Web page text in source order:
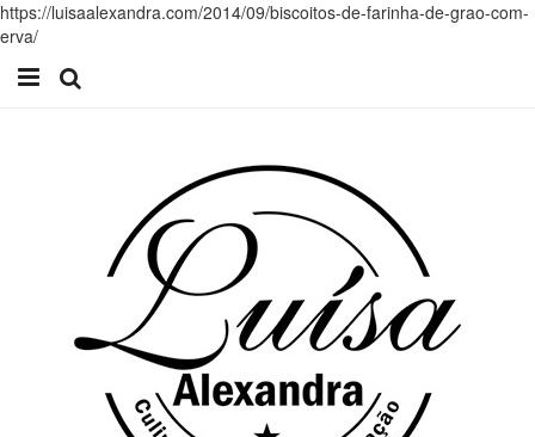
https://luisaalexandra.com/2014/09/biscoitos-de-farinha-de-grao-com-
erva/